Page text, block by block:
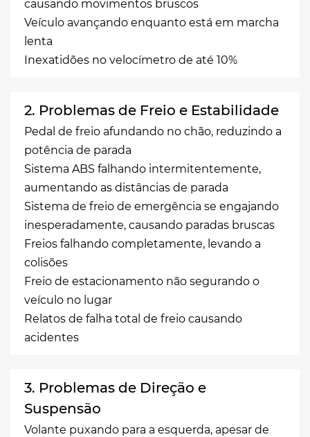
causando movimentos bruscos
Veículo avançando enquanto está em marcha
lenta
Inexatidões no velocímetro de até 10%
2. Problemas de Freio e Estabilidade
Pedal de freio afundando no chão, reduzindo a
potência de parada
Sistema ABS falhando intermitentemente,
aumentando as distâncias de parada
Sistema de freio de emergência se engajando
inesperadamente, causando paradas bruscas
Freios falhando completamente, levando a
colisões
Freio de estacionamento não segurando o
veículo no lugar
Relatos de falha total de freio causando
acidentes
3. Problemas de Direção e
Suspensão
Volante puxando para a esquerda, apesar de